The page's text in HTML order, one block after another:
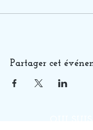
Partager cet